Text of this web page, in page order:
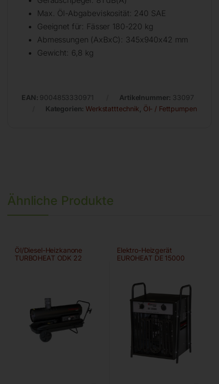
Max. Öl-Abgabeviskosität: 240 SAE
Geeignet für: Fässer 180-220 kg
Abmessungen (AxBxC): 345x940x42 mm
Gewicht: 6,8 kg
EAN: 9004853330971 Artikelnummer: 33097
Kategorien: Werkstatttechnik Öl- / Fettpumpen
Ähnliche Produkte
Öl/Diesel-Heizkanone
TURBOHEAT ODK 22
Elektro-Heizgerät
EUROHEAT DE 15000